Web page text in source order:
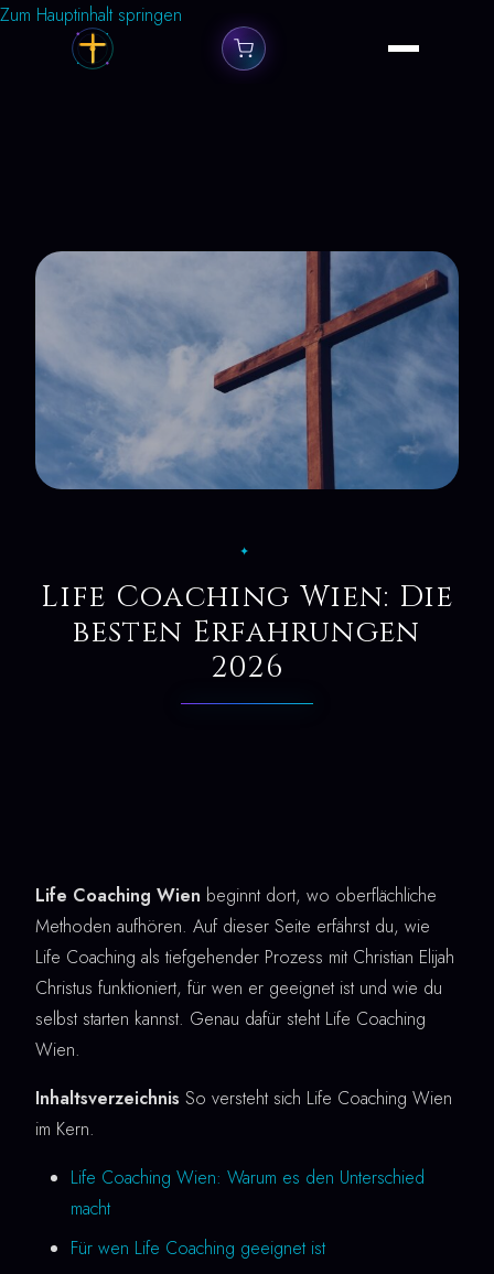
Zum Hauptinhalt springen
✦
Life Coaching Wien: Die
besten Erfahrungen
2026
Life Coaching Wien beginnt dort, wo oberflächliche
Methoden aufhören. Auf dieser Seite erfährst du, wie
Life Coaching als tiefgehender Prozess mit Christian Elijah
Christus funktioniert, für wen er geeignet ist und wie du
selbst starten kannst. Genau dafür steht Life Coaching
Wien.
Inhaltsverzeichnis So versteht sich Life Coaching Wien
im Kern.
Life Coaching Wien: Warum es den Unterschied
macht
Für wen Life Coaching geeignet ist